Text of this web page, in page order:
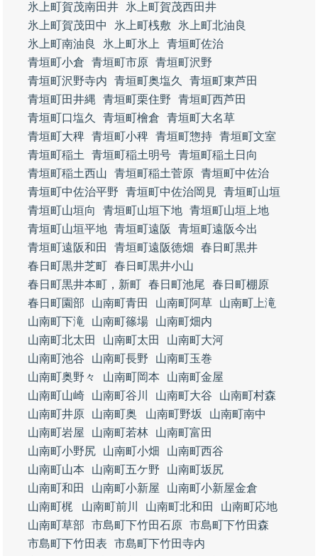
氷上町賀茂南田井
氷上町賀茂西田井
氷上町賀茂田中
氷上町桟敷
氷上町北油良
氷上町南油良
氷上町氷上
青垣町佐治
青垣町小倉
青垣町市原 青垣町沢野
青垣町沢野寺内
青垣町奥塩久
青垣町東芦田
青垣町田井縄
青垣町栗住野
青垣町西芦田
青垣町口塩久
青垣町檜倉
青垣町大名草
青垣町大稗 青垣町小稗 青垣町惣持 青垣町文室
青垣町稲土
青垣町稲土明号 青垣町稲土日向
青垣町稲土西山
青垣町稲土菅原 青垣町中佐治
青垣町中佐治平野
青垣町中佐治岡見
青垣町山垣
青垣町山垣向
青垣町山垣下地 青垣町山垣上地
青垣町山垣平地 青垣町遠阪
青垣町遠阪今出
青垣町遠阪和田
青垣町遠阪徳畑
春日町黒井
春日町黒井芝町 春日町黒井小山
春日町黒井本町，新町 春日町池尾
春日町棚原
春日町園部
山南町青田 山南町阿草
山南町上滝
山南町下滝
山南町篠場
山南町畑内
山南町北太田
山南町太田
山南町大河
山南町池谷
山南町長野
山南町玉巻
山南町奥野々
山南町岡本
山南町金屋
山南町山崎
山南町谷川 山南町大谷
山南町村森
山南町井原
山南町奥 山南町野坂
山南町南中
山南町岩屋
山南町若林
山南町富田
山南町小野尻
山南町小畑
山南町西谷
山南町山本
山南町五ケ野
山南町坂尻
山南町和田
山南町小新屋
山南町小新屋金倉
山南町梶
山南町前川 山南町北和田
山南町応地
山南町草部
市島町下竹田石原 市島町下竹田森
市島町下竹田表
市島町下竹田寺内